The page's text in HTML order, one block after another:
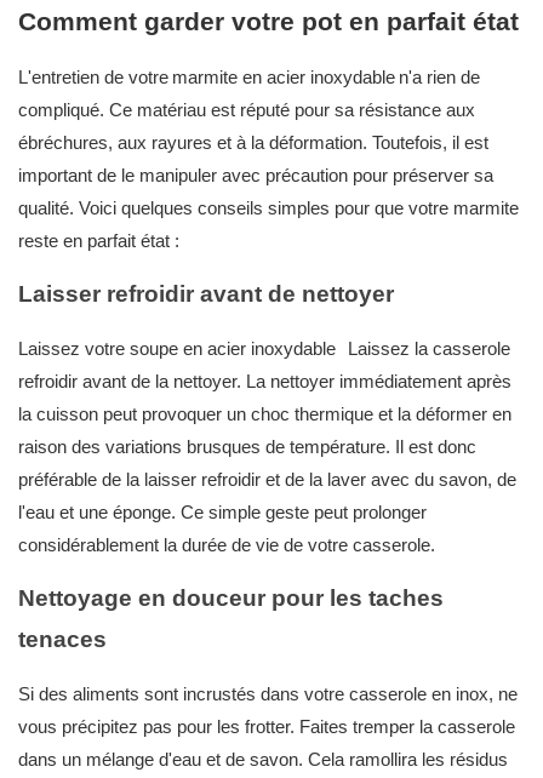
Comment garder votre pot en parfait état
L'entretien de votre marmite en acier inoxydable n'a rien de
compliqué. Ce matériau est réputé pour sa résistance aux
ébréchures, aux rayures et à la déformation. Toutefois, il est
important de le manipuler avec précaution pour préserver sa
qualité. Voici quelques conseils simples pour que votre marmite
reste en parfait état :
Laisser refroidir avant de nettoyer
Laissez votre soupe en acier inoxydable
Laissez la casserole
refroidir avant de la nettoyer. La nettoyer immédiatement après
la cuisson peut provoquer un choc thermique et la déformer en
raison des variations brusques de température. Il est donc
préférable de la laisser refroidir et de la laver avec du savon, de
l'eau et une éponge. Ce simple geste peut prolonger
considérablement la durée de vie de votre casserole.
Nettoyage en douceur pour les taches
tenaces
Si des aliments sont incrustés dans votre casserole en inox, ne
vous précipitez pas pour les frotter. Faites tremper la casserole
dans un mélange d'eau et de savon. Cela ramollira les résidus